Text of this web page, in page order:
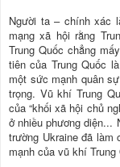
Người ta – chính xác
mạng xã hội rằng
Trung Quốc chẳng
tiên của Trung Quốc
một sức mạnh quân
trọng. Vũ khí Trung
của “khối xã hội chủ
ở nhiều phương diện...
trường Ukraine đã
mạnh của vũ khí Trung